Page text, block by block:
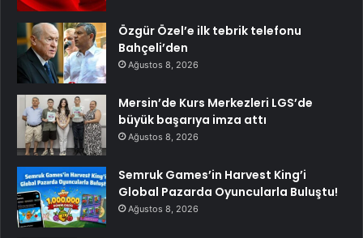
Özgür Özel’e ilk tebrik telefonu
Bahçeli’den
Ağustos 8, 2026
Mersin’de Kurs Merkezleri LGS’de
büyük başarıya imza attı
Ağustos 8, 2026
Semruk Games’in Harvest King’i
Global Pazarda Oyuncularla Buluştu!
Ağustos 8, 2026